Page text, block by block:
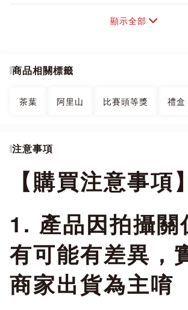
內容物：台灣高
負責廠商地址：
大里區大里二街
國際電話：886-4-
24835566
國際傳真：886-
24836677
http://
顯示全部
商品相關標籤
茶葉 阿里山 比賽頭等獎 禮盒
注意事項
【購買注意事項】
1. 產品因拍攝關
有可能有差異，
商家出貨為主唷